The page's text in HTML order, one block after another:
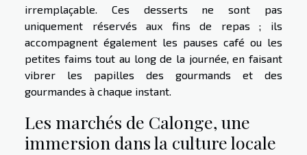
irremplaçable. Ces desserts ne sont pas
uniquement réservés aux fins de repas ; ils
accompagnent également les pauses café ou les
petites faims tout au long de la journée, en faisant
vibrer les papilles des gourmands et des
gourmandes à chaque instant.
Les marchés de Calonge, une
immersion dans la culture locale